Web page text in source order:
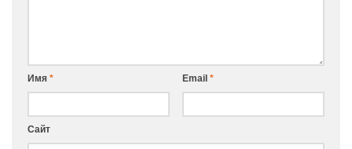
Имя * Email *
Сайт